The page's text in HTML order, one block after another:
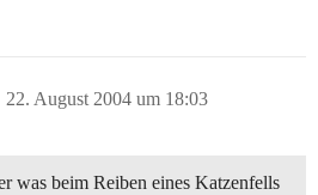
22. August 2004 um 18:03
was beim Reiben eines Katzenfells